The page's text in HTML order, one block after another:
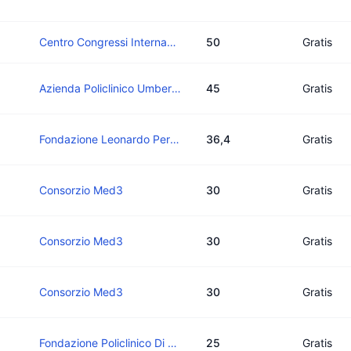
Centro Congressi Internazionale Srl 50 Gratis
Azienda Policlinico Umberto I° 45 Gratis
Fondazione Leonardo Per Le Scienze Mediche Ets 36,4 Gratis
Consorzio Med3 30 Gratis
Consorzio Med3 30 Gratis
Consorzio Med3 30 Gratis
Fondazione Policlinico Di Monza 25 Gratis